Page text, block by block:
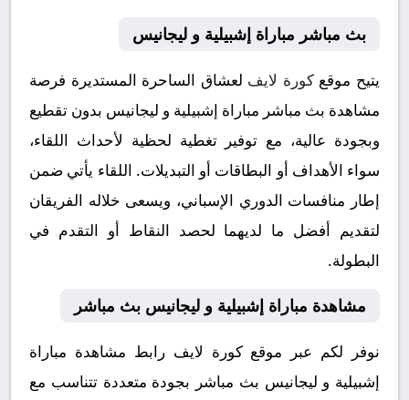
بث مباشر مباراة إشبيلية و ليجانيس
يتيح موقعكورة لايف لعشاق الساحرة المستديرة فرصة
مشاهدة بث مباشر مباراة إشبيلية و ليجانيس بدون تقطيع
وبجودة عالية، مع توفير تغطية لحظية لأحداث اللقاء،
سواء الأهداف أو البطاقات أو التبديلات. اللقاء يأتي ضمن
إطار منافسات الدوري الإسباني، ويسعى خلاله الفريقان
لتقديم أفضل ما لديهما لحصد النقاط أو التقدم في
البطولة.
مشاهدة مباراة إشبيلية و ليجانيس بث مباشر
نوفر لكم عبر موقع كورة لايف رابط مشاهدة مباراة
إشبيلية و ليجانيس بث مباشر بجودة متعددة تتناسب مع